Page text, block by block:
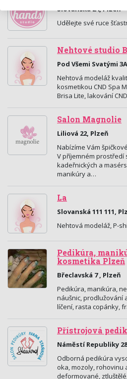
Slovanská 24, Plzeň
Udělejte své ruce
Nehtové studio
Pod Všemi Svatými
Nehtová modeláž
kosmetikou CND Spa
Brisa Lite, lakování
Salon Magnolie
Liliová 22, Plzeň
Nabízíme Vám
V příjemném prostředí
kadeřnických a
manikúry a…
La
Slovanská 111 111,
Nehtová modeláž, P-
Pedikúra,
kosmetika Plzeň
Břeclavská 7 , Plzeň
Pedikúra, manikúra,
náušnic, prodlužování
líčení, rasta copánky,
Přístrojová
Náměstí Republiky
Odborná pedikúra
oka, mozoly, rohovinu
deformované,